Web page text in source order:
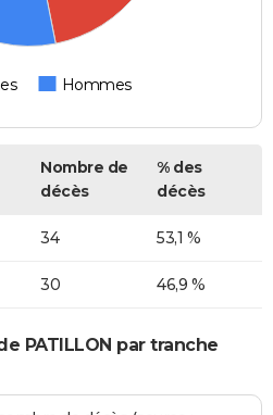
Hommes
Nombre de
décès
% des
décès
34 53,1 %
30 46,9 %
PATILLON par tranche